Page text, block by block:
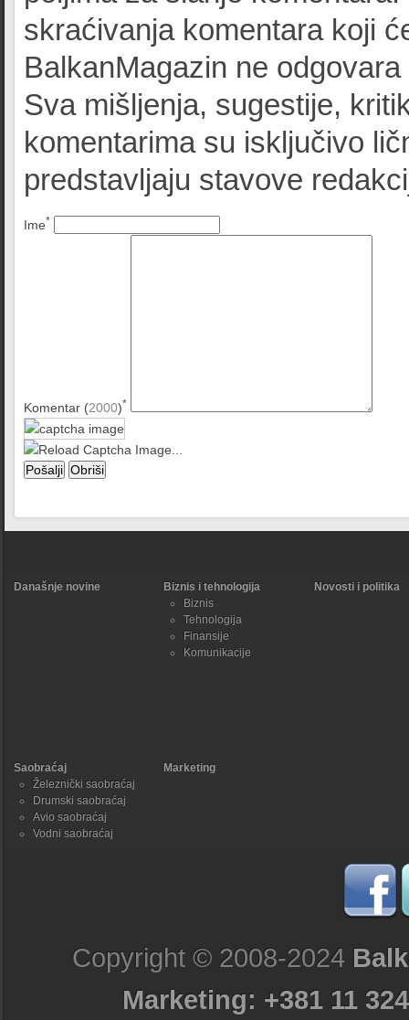
skraćivanja komentara koji
BalkanMagazin ne
Sva mišljenja, sugestije,
komentarima su isključivo
predstavljaju stavove
Ime*
Komentar (2000)*
Današnje novine
Biznis i tehnologija
Biznis
Tehnologija
Finansije
Komunikacije
Novosti i politika
Saobraćaj
Železnički saobraćaj
Drumski saobraćaj
Avio saobraćaj
Vodni saobraćaj
Marketing
Copyright © 2008-2024
Marketing: +381 11